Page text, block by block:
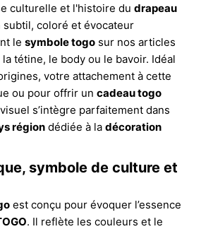
culturelle et l'histoire du drapeau
subtil, coloré et évocateur
le symbole togo sur nos articles
tétine, le body ou le bavoir. Idéal
votre attachement à cette
ou pour offrir un cadeau togo
s’intègre parfaitement dans
région dédiée à la décoration
symbole de culture et
est conçu pour évoquer l’essence
. Il reflète les couleurs et le